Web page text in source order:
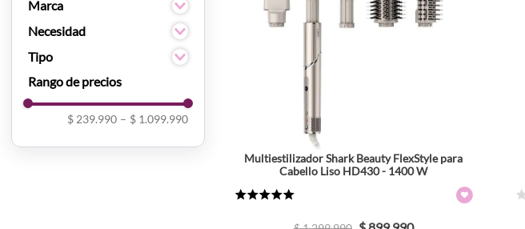
Marca
Babyliss
Hot Tools
Necesidad
Cabello Delgado
Tipo
cabello delgado
cabello medio
$ 239.990 – $ 1.099.990
Multiestilizador Shark Beauty FlexStyle para
Cabello Liso HD430 - 1400 W